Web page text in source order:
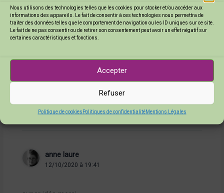
Nous utilisons des technologies telles que les cookies pour stocker et/ou accéder aux
informations des appareils. Le fait de consentir à ces technologies nous permettra de
traiter des données telles que le comportement de navigation ou les ID uniques sur ce site.
Le fait de ne pas consentir ou de retirer son consentement peut avoir un effet négatif sur
certaines caractéristiques et fonctions.
Accepter
Refuser
Politique de cookiesPolitiques de confidentialitéMentions Légales
3 réflexions sur “Savons gourmands avec 100% de plaisirs”
Répondre
anne laure
12/10/2020 à 19:41